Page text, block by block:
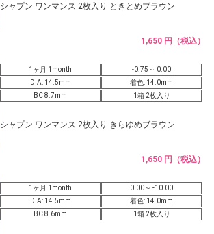
シャプン ワンマンス 2枚入り ときとめブラウン
1,650 円（税込）
1ヶ月 1month
-0.75～ 0.00
DIA: 14.5mm
着色: 14.0mm
BC 8.7mm
1箱 2枚入り
シャプン ワンマンス 2枚入り きらゆめブラウン
1,650 円（税込）
1ヶ月 1month
0.00～ -10.00
DIA: 14.5mm
着色: 14.0mm
BC 8.6mm
1箱 2枚入り